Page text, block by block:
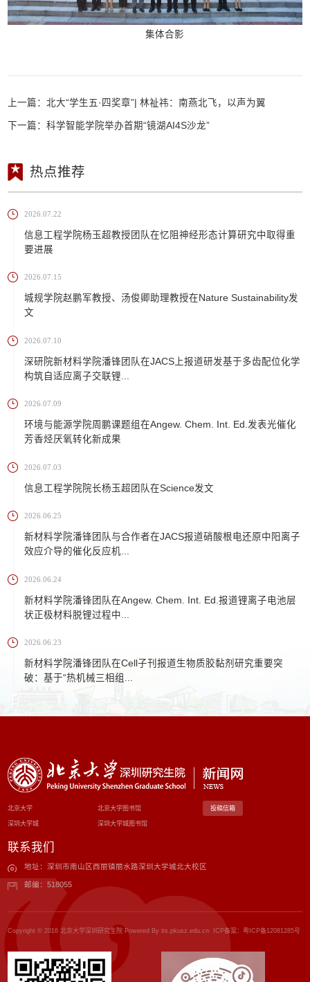
集体合影
上一篇：北大“学生五·四奖章”| 林祉祎：南燕北飞，以声为翼
下一篇：科学智能学院举办首期“镜湖AI4S沙龙”
热点推荐
2026.07.22
信息工程学院杨玉超教授团队在忆阻神经形态计算研究中取得重
要进展
2026.07.15
城规学院赵鹏军教授、汤俊卿助理教授在Nature Sustainability发
文
2026.07.10
深研院新材料学院潘锋团队在JACS上报道研发基于多齿配位化学
构筑自适应离子交联锂...
2026.07.09
环境与能源学院周鹏课题组在Angew. Chem. Int. Ed.发表光催化
芳香烃厌氧转化新成果
2026.07.03
信息工程学院院长杨玉超团队在Science发文
2026.06.25
新材料学院潘锋团队与合作者在JACS报道硝酸根电还原中阳离子
效应介导的催化反应机...
2026.06.24
新材料学院潘锋团队在Angew. Chem. Int. Ed.报道锂离子电池层
状正极材料脱锂过程中...
2026.06.23
新材料学院潘锋团队在Cell子刊报道生物质胶黏剂研究重要突
破：基于“热机械三相组...
北京大学 北京大学图书馆
深圳大学城 深圳大学城图书馆
投稿信箱
联系我们
地址：深圳市南山区西丽镇丽水路深圳大学城北大校区
邮编：518055
Copyright © 2016 北京大学深圳研究生院 Powered By its.pkusz.edu.cn ICP备案：粤ICP备12081285号